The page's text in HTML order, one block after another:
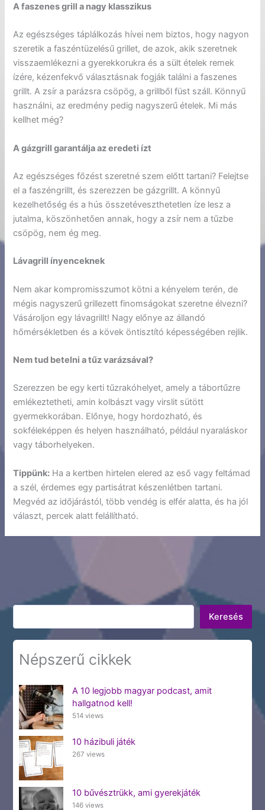
A faszenes grill a nagy klasszikus
Az egészséges táplálkozás hívei nem biztos, hogy nagyon
szeretik a faszéntüzelésű grillet, de azok, akik szeretnek
visszaemlékezni a gyerekkorukra és a sült ételek remek
ízére, kézenfekvő választásnak fogják találni a faszenes
grillt. A zsír a parázsra csöpög, a grillből füst száll. Könnyű
használni, az eredmény pedig nagyszerű ételek. Mi más
kellhet még?
A gázgrill garantálja az eredeti ízt
Az egészséges főzést szeretné szem előtt tartani? Felejtse
el a faszéngrillt, és szerezzen be gázgrillt. A könnyű
kezelhetőség és a hús összetéveszthetetlen íze lesz a
jutalma, köszönhetően annak, hogy a zsír nem a tűzbe
csöpög, nem ég meg.
Lávagrill ínyenceknek
Nem akar kompromisszumot kötni a kényelem terén, de
mégis nagyszerű grillezett finomságokat szeretne élvezni?
Vásároljon egy lávagrillt! Nagy előnye az állandó
hőmérsékletben és a kövek öntisztító képességében rejlik.
Nem tud betelni a tűz varázsával?
Szerezzen be egy kerti tűzrakóhelyet, amely a tábortűzre
emlékeztetheti, amin kolbászt vagy virslit sütött
gyermekkorában. Előnye, hogy hordozható, és
sokféleképpen és helyen használható, például nyaraláskor
vagy táborhelyeken.
Tippünk: Ha a kertben hirtelen elered az eső vagy feltámad
a szél, érdemes egy partisátrat készenlétben tartani.
Megvéd az időjárástól, több vendég is elfér alatta, és ha jól
választ, percek alatt felállítható.
Keresés
Keresés
Népszerű cikkek
A 10 legjobb magyar podcast, amit
hallgatnod kell!
514 views
10 házibuli játék
267 views
10 bűvésztrükk, ami gyerekjáték
146 views